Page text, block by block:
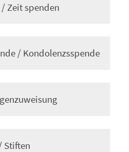
Zeit spenden
/ Kondolenzsspende
Stiften